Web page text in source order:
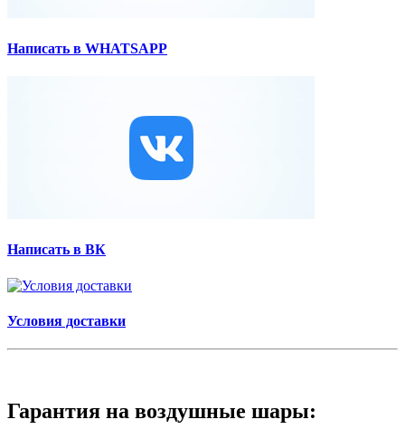
Написать в WHATSAPP
Написать в ВК
Условия доставки
Гарантия на воздушные шары: